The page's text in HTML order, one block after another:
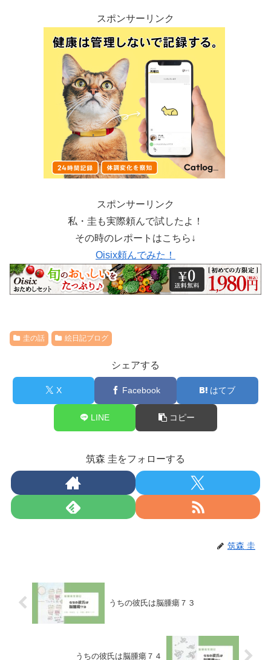
スポンサーリンク
スポンサーリンク
私・圭も実際頼んで試したよ！
その時のレポートはこちら↓
Oisix頼んでみた！
圭の話 絵日記ブログ
シェアする
X Facebook はてブ
LINE コピー
筑森 圭をフォローする
筑森 圭
うちの彼氏は脳腫瘍７３
うちの彼氏は脳腫瘍７４